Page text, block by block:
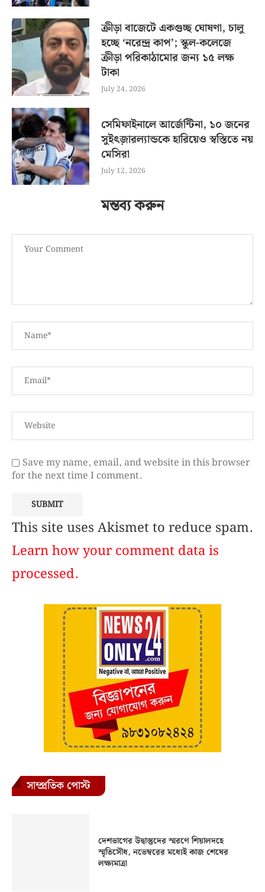
ক্রীড়া বাজেটে একগুচ্ছ ঘোষণা, চালু
হচ্ছে ‘নরেন্দ্র কাপ’; স্কুল-কলেজে
ক্রীড়া পরিকাঠামোর জন্য ১৫ লক্ষ
টাকা
July 24, 2026
সেমিফাইনালে আর্জেন্টিনা, ১০ জনের
সুইৎজ়ারল্যান্ডকে হারিয়েও স্বস্তিতে নয়
মেসিরা
July 12, 2026
মন্তব্য করুন
Save my name, email, and website in this browser
for the next time I comment.
This site uses Akismet to reduce spam.
Learn how your comment data is
processed.
সাম্প্রতিক পোস্ট
দেশভাগের উদ্বাস্তুদের স্মরণে শিয়ালদহে
স্মৃতিসৌধ, নভেম্বরের মধ্যেই কাজ শেষের
লক্ষ্যমাত্রা